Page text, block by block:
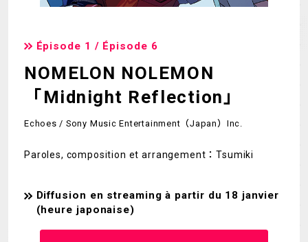
Épisode 1 / Épisode 6
NOMELON NOLEMON
「Midnight Reflection」
Echoes / Sony Music Entertainment（Japan）Inc.
Paroles, composition et arrangement：Tsumiki
Diffusion en streaming à partir du 18 janvier
(heure japonaise)